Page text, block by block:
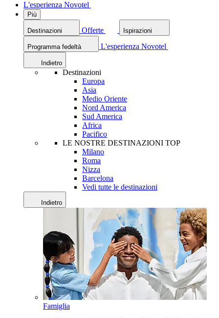
L'esperienza Novotel
Più
Destinazioni Offerte Ispirazioni
Programma fedeltà L'esperienza Novotel
Indietro
Destinazioni
Europa
Asia
Medio Oriente
Nord America
Sud America
Africa
Pacifico
LE NOSTRE DESTINAZIONI TOP
Milano
Roma
Nizza
Barcelona
Vedi tutte le destinazioni
Indietro
Famiglia